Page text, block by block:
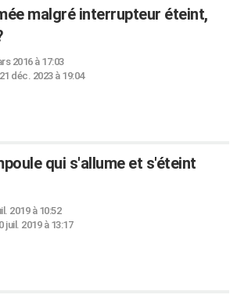
malgré interrupteur éteint,
2016 à 17:03
21 déc. 2023 à 19:04
qui s'allume et s'éteint
2019 à 10:52
juil. 2019 à 13:17